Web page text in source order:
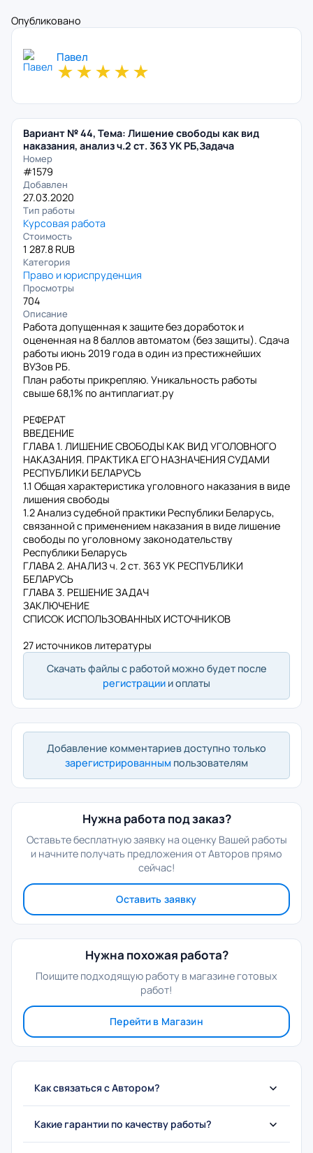
Опубликовано
Павел
★★★★★
Вариант № 44, Тема: Лишение свободы как вид
наказания, анализ ч.2 ст. 363 УК РБ,Задача
Номер
#1579
Добавлен
27.03.2020
Тип работы
Курсовая работа
Стоимость
1 287.8 RUB
Категория
Право и юриспруденция
Просмотры
704
Описание
Работа допущенная к защите без доработок и
оцененная на 8 баллов автоматом (без защиты). Сдача
работы июнь 2019 года в один из престижнейших
ВУЗов РБ.
План работы прикрепляю. Уникальность работы
свыше 68,1% по антиплагиат.ру
РЕФЕРАТ
ВВЕДЕНИЕ
ГЛАВА 1. ЛИШЕНИЕ СВОБОДЫ КАК ВИД УГОЛОВНОГО
НАКАЗАНИЯ. ПРАКТИКА ЕГО НАЗНАЧЕНИЯ СУДАМИ
РЕСПУБЛИКИ БЕЛАРУСЬ
1.1 Общая характеристика уголовного наказания в виде
лишения свободы
1.2 Анализ судебной практики Республики Беларусь,
связанной с применением наказания в виде лишение
свободы по уголовному законодательству
Республики Беларусь
ГЛАВА 2. АНАЛИЗ ч. 2 ст. 363 УК РЕСПУБЛИКИ
БЕЛАРУСЬ
ГЛАВА 3. РЕШЕНИЕ ЗАДАЧ
ЗАКЛЮЧЕНИЕ
СПИСОК ИСПОЛЬЗОВАННЫХ ИСТОЧНИКОВ
27 источников литературы
Скачать файлы с работой можно будет после
регистрации и оплаты
Добавление комментариев доступно только
зарегистрированным пользователям
Нужна работа под заказ?
Оставьте бесплатную заявку на оценку Вашей работы
и начните получать предложения от Авторов прямо
сейчас!
Оставить заявку
Нужна похожая работа?
Поищите подходящую работу в магазине готовых
работ!
Перейти в Магазин
Как связаться с Автором?
Какие гарантии по качеству работы?